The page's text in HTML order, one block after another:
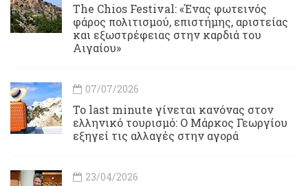
Τhe Chios Festival: «Ένας φωτεινός
φάρος πολιτισμού, επιστήμης, αριστείας
και εξωστρέφειας στην καρδιά του
Αιγαίου»
07/07/2026
Το last minute γίνεται κανόνας στον
ελληνικό τουρισμό: Ο Μάρκος Γεωργίου
εξηγεί τις αλλαγές στην αγορά
23/04/2026